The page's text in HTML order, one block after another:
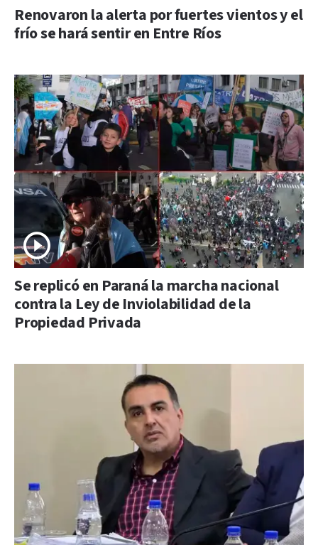
Renovaron la alerta por fuertes vientos y el
frío se hará sentir en Entre Ríos
Se replicó en Paraná la marcha nacional
contra la Ley de Inviolabilidad de la
Propiedad Privada